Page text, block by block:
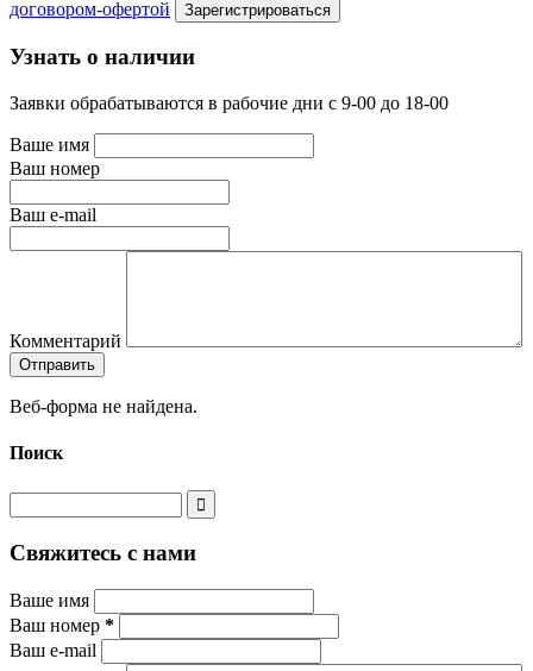
договором-офертой
Узнать о наличии
Заявки обрабатываются в рабочие дни с 9-00 до 18-00
Ваше имя
Ваш номер
Ваш e-mail
Комментарий
Веб-форма не найдена.
Поиск
Свяжитесь с нами
Ваше имя
Ваш номер *
Ваш e-mail